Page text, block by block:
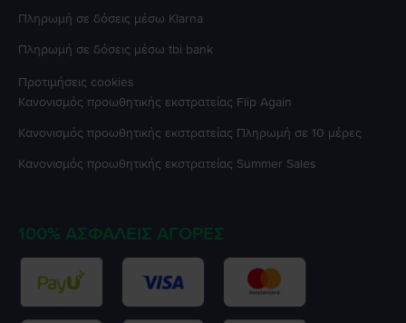
Πληρωμή σε δόσεις μέσω Klarna
Πληρωμή σε δόσεις μέσω tbi bank
Προτιμήσεις cookies
Κανονισμός προωθητικής εκστρατείας Flip Again
Κανονισμός προωθητικής εκστρατείας Πληρωμή σε 10 μέρες
Κανονισμός προωθητικής εκστρατείας Summer Sales
100% ΑΣΦΑΛΕΊΣ ΑΓΟΡΈΣ